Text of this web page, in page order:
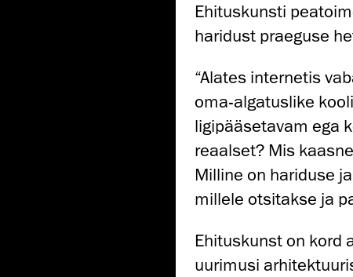
Ehituskunsti
haridust praeguse
“Alates internetis
oma-algatuslike
ligipääsetavam ega
reaalset? Mis
Milline on hariduse
millele otsitakse ja
Ehituskunst on kord
uurimusi